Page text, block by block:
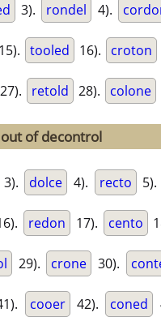
3). rondel 4).
15). tooled 16). croton
27). retold 28). colone
of decontrol
3). dolce 4). recto 5).
redon 17). cento
29). crone 30).
cooer 42). coned